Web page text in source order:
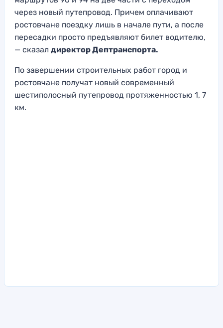
через новый путепровод. Причем оплачивают
ростовчане поездку лишь в начале пути, а после
пересадки просто предъявляют билет водителю,
— сказал директор Дептранспорта.
По завершении строительных работ город и
ростовчане получат новый современный
шестиполосный путепровод протяженностью 1, 7
км.